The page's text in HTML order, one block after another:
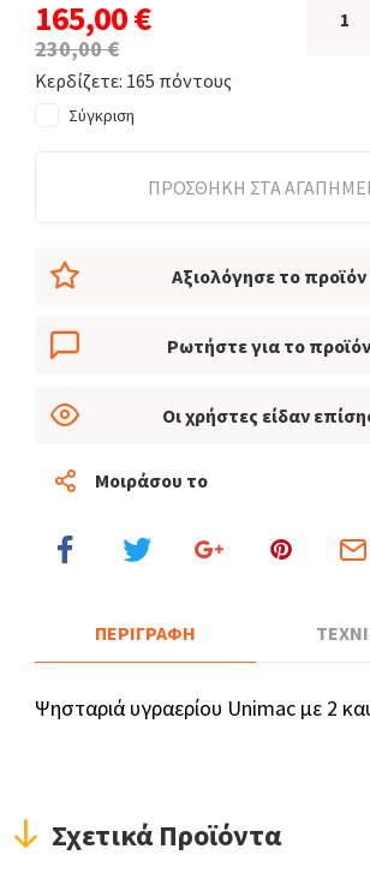
Αξιολόγησε το προϊόν
Ρωτήστε για το προϊόν
Οι χρήστες είδαν
Μοιράσου το
165,00 €
230,00 €
Κερδίζετε: 165 πόντους
Σύγκριση
ΠΡΟΣΘΉΚΗ ΣΤΑ
ΠΕΡΙΓΡΑΦΗ
Ψησταριά υγραερίου Unimac με 2
Σχετικά Προϊόντα